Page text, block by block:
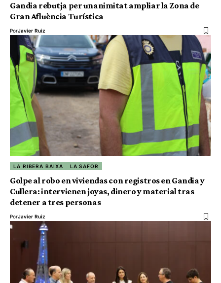
Gandia rebutja per unanimitat ampliar la Zona de
Gran Afluència Turística
PorJavier Ruiz
LA RIBERA BAIXA LA SAFOR
Golpe al robo en viviendas con registros en Gandia y
Cullera: intervienen joyas, dinero y material tras
detener a tres personas
PorJavier Ruiz